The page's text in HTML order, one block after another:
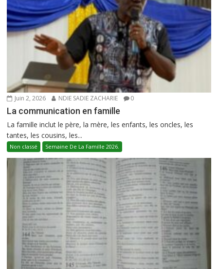
Juin 2, 2026 NDIE SADIE ZACHARIE 0
La communication en famille
La famille inclut le père, la mère, les enfants, les oncles, les
tantes, les cousins, les...
Non classé Semaine De La Famille 2026.